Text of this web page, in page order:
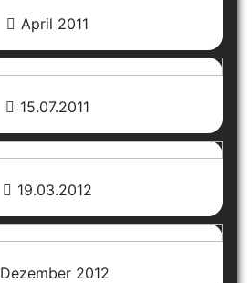
April 2011
15.07.2011
19.03.2012
Dezember 2012